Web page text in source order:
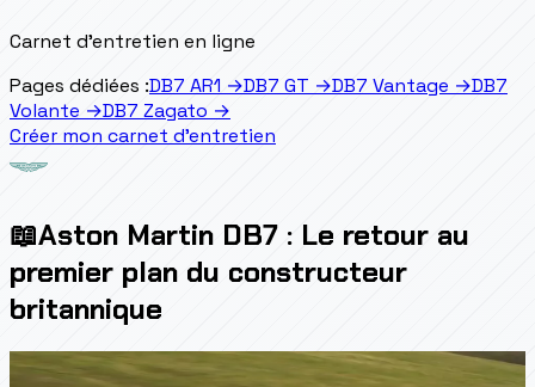
Carnet d'entretien en ligne
Pages dédiées :DB7 AR1 →DB7 GT →DB7 Vantage →DB7
Volante →DB7 Zagato →
Créer mon carnet d'entretien
📖Aston Martin DB7 : Le retour au
premier plan du constructeur
britannique